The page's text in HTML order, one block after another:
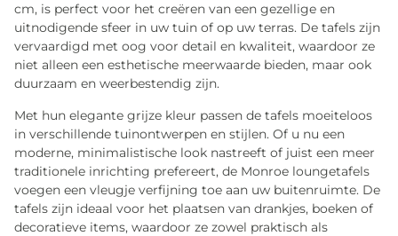
cm, is perfect voor het creëren van een gezellige en
uitnodigende sfeer in uw tuin of op uw terras. De tafels zijn
vervaardigd met oog voor detail en kwaliteit, waardoor ze
niet alleen een esthetische meerwaarde bieden, maar ook
duurzaam en weerbestendig zijn.
Met hun elegante grijze kleur passen de tafels moeiteloos
in verschillende tuinontwerpen en stijlen. Of u nu een
moderne, minimalistische look nastreeft of juist een meer
traditionele inrichting prefereert, de Monroe loungetafels
voegen een vleugje verfijning toe aan uw buitenruimte. De
tafels zijn ideaal voor het plaatsen van drankjes, boeken of
decoratieve items, waardoor ze zowel praktisch als